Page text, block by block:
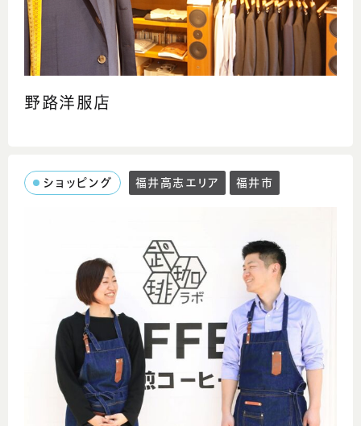
野路洋服店
ショッピング 福井高志エリア 福井市